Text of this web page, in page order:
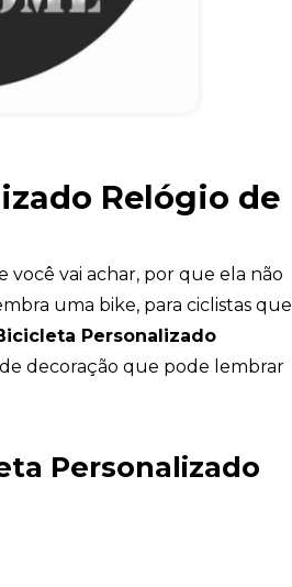
Relógio de
você vai achar, por que ela não
uma bike, para ciclistas que
Personalizado
decoração que pode lembrar
Personalizado
online